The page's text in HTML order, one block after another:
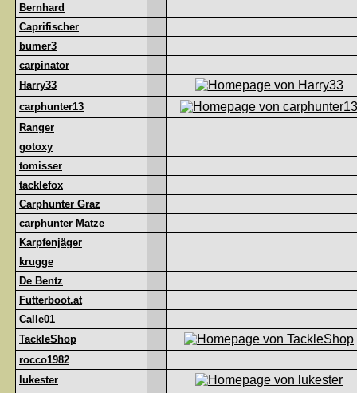
Bernhard
Caprifischer
bumer3
carpinator
Harry33
carphunter13
Ranger
gotoxy
tomisser
tacklefox
Carphunter Graz
carphunter Matze
Karpfenjäger
krugge
De Bentz
Futterboot.at
Calle01
TackleShop
rocco1982
lukester